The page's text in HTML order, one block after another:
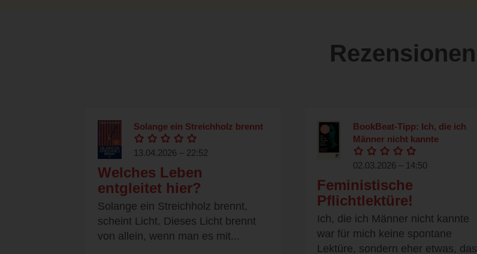
Rezensionen
Solange ein Streichholz brennt
13.04.2026 – 22:52
Welches Leben
entgleitet hier?
Solange ein Streichholz brennt,
scheint Licht. Dieses Licht brennt
von allein, wenn man es mit...
BookBeat-Tipp: Ich, die ich
Männer nicht kannte
02.03.2026 – 14:50
Feministische
Pflichtlektüre!
Ich, die ich Männer nicht kannte
war für mich keine spontane
Lektüre, sondern eher etwas, das